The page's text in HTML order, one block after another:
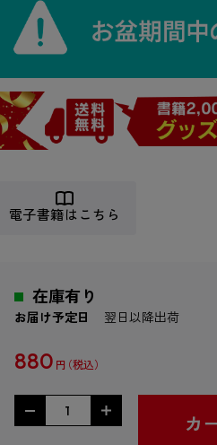
電子書籍はこちら
在庫有り
お届け予定日 翌日以降出荷
880 円
カ